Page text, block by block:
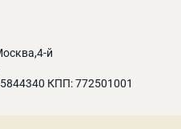
и правильности
Эффективная
материалов, включая
сплавы.
й
КПП: 772501001